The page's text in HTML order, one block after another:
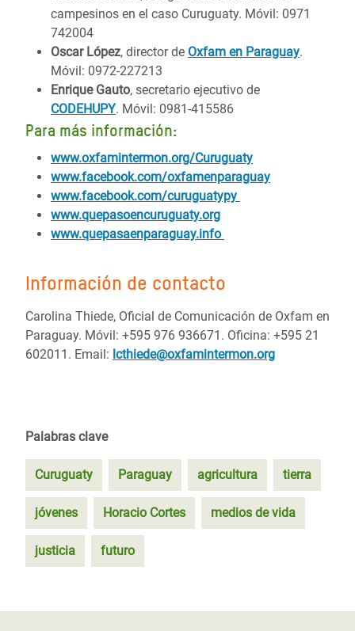
campesinos en el caso Curuguaty. Móvil: 0971
742004
Oscar López, director de Oxfam en Paraguay.
Móvil: 0972-227213
Enrique Gauto, secretario ejecutivo de
CODEHUPY. Móvil: 0981-415586
Para más información:
www.oxfamintermon.org/Curuguaty
www.facebook.com/oxfamenparaguay
www.facebook.com/curuguatypy
www.quepasoencuruguaty.org
www.quepasaenparaguay.info
Información de contacto
Carolina Thiede, Oficial de Comunicación de Oxfam en
Paraguay. Móvil: +595 976 936671. Oficina: +595 21
602011. Email: lcthiede@oxfamintermon.org
Palabras clave
Curuguaty Paraguay agricultura tierra
jóvenes Horacio Cortes medios de vida
justicia futuro